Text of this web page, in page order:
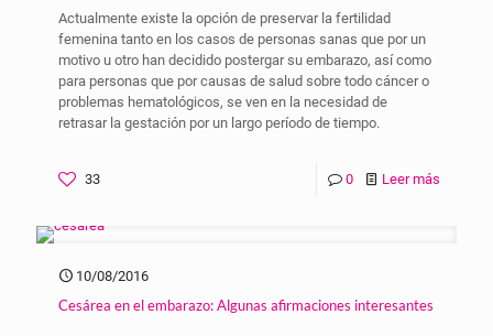
Actualmente existe la opción de preservar la fertilidad
femenina tanto en los casos de personas sanas que por un
motivo u otro han decidido postergar su embarazo, así como
para personas que por causas de salud sobre todo cáncer o
problemas hematológicos, se ven en la necesidad de
retrasar la gestación por un largo período de tiempo.
33 0 Leer más
10/08/2016
Cesárea en el embarazo: Algunas afirmaciones interesantes